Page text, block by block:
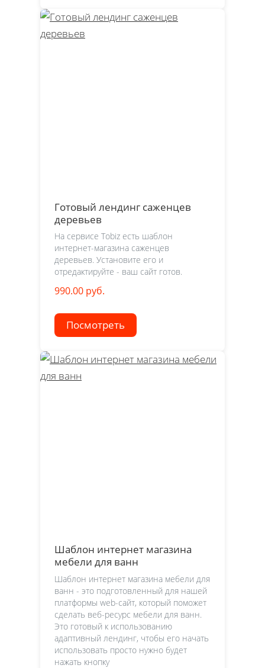
Готовый лендинг саженцев
деревьев
На сервисе Tobiz есть шаблон
интернет-магазина саженцев
деревьев. Установите его и
отредактируйте - ваш сайт готов.
990.00 руб.
Посмотреть
Шаблон интернет магазина
мебели для ванн
Шаблон интернет магазина мебели для
ванн - это подготовленный для нашей
платформы web-сайт, который поможет
сделать веб-ресурс мебели для ванн.
Это готовый к использованию
адаптивный лендинг, чтобы его начать
использовать просто нужно будет
нажать кнопку